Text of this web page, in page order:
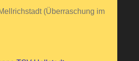
(Überraschung im